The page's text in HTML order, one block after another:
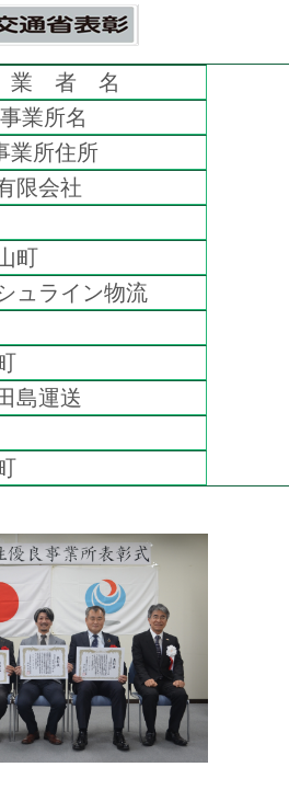
業 者 名
事業所名
業所住所
限会社
町
ュライン物流
島運送